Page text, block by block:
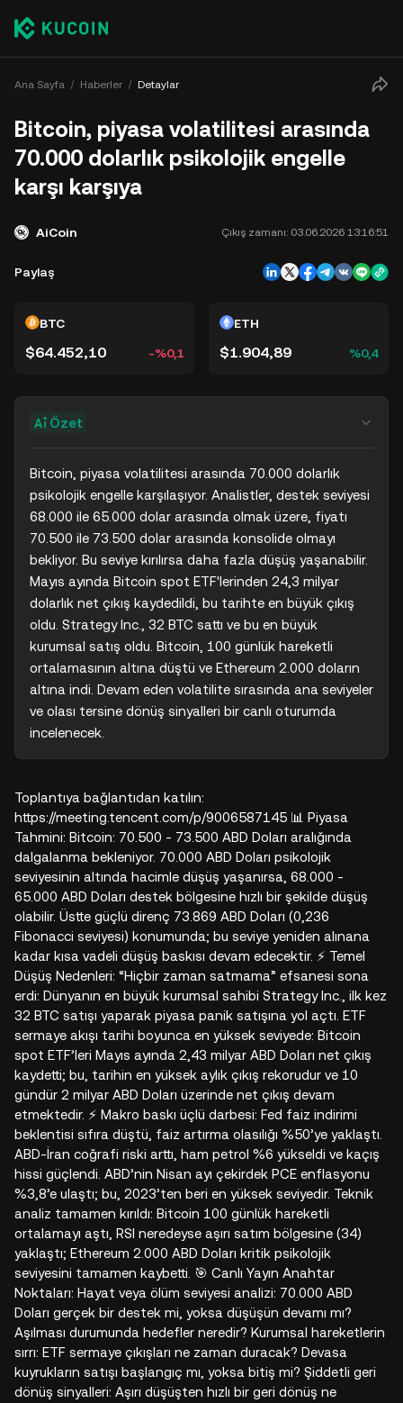
Ana Sayfa Haberler Detaylar
Bitcoin, piyasa volatilitesi arasında
70.000 dolarlık psikolojik engelle
karşı karşıya
AiCoin Çıkış zamanı: 03.06.2026 13:16:51
Paylaş
BTC
$64.452,10 -%0,1
ETH
$1.904,89 %0,4
Özet
Bitcoin, piyasa volatilitesi arasında 70.000 dolarlık
psikolojik engelle karşılaşıyor. Analistler, destek seviyesi
68.000 ile 65.000 dolar arasında olmak üzere, fiyatı
70.500 ile 73.500 dolar arasında konsolide olmayı
bekliyor. Bu seviye kırılırsa daha fazla düşüş yaşanabilir.
Mayıs ayında Bitcoin spot ETF'lerinden 24,3 milyar
dolarlık net çıkış kaydedildi, bu tarihte en büyük çıkış
oldu. Strategy Inc., 32 BTC sattı ve bu en büyük
kurumsal satış oldu. Bitcoin, 100 günlük hareketli
ortalamasının altına düştü ve Ethereum 2.000 doların
altına indi. Devam eden volatilite sırasında ana seviyeler
ve olası tersine dönüş sinyalleri bir canlı oturumda
incelenecek.
Toplantıya bağlantıdan katılın:
https://meeting.tencent.com/p/9006587145 📊 Piyasa
Tahmini: Bitcoin: 70.500 - 73.500 ABD Doları aralığında
dalgalanma bekleniyor. 70.000 ABD Doları psikolojik
seviyesinin altında hacimle düşüş yaşanırsa, 68.000 -
65.000 ABD Doları destek bölgesine hızlı bir şekilde düşüş
olabilir. Üstte güçlü direnç 73.869 ABD Doları (0,236
Fibonacci seviyesi) konumunda; bu seviye yeniden alınana
kadar kısa vadeli düşüş baskısı devam edecektir. ⚡ Temel
Düşüş Nedenleri: “Hiçbir zaman satmama” efsanesi sona
erdi: Dünyanın en büyük kurumsal sahibi Strategy Inc., ilk kez
32 BTC satışı yaparak piyasa panik satışına yol açtı. ETF
sermaye akışı tarihi boyunca en yüksek seviyede: Bitcoin
spot ETF’leri Mayıs ayında 2,43 milyar ABD Doları net çıkış
kaydetti; bu, tarihin en yüksek aylık çıkış rekorudur ve 10
gündür 2 milyar ABD Doları üzerinde net çıkış devam
etmektedir. ⚡ Makro baskı üçlü darbesi: Fed faiz indirimi
beklentisi sıfıra düştü, faiz artırma olasılığı %50’ye yaklaştı.
ABD-İran coğrafi riski arttı, ham petrol %6 yükseldi ve kaçış
hissi güçlendi. ABD’nin Nisan ayı çekirdek PCE enflasyonu
%3,8’e ulaştı; bu, 2023’ten beri en yüksek seviyedir. Teknik
analiz tamamen kırıldı: Bitcoin 100 günlük hareketli
ortalamayı aştı, RSI neredeyse aşırı satım bölgesine (34)
yaklaştı; Ethereum 2.000 ABD Doları kritik psikolojik
seviyesini tamamen kaybetti. 🎯 Canlı Yayın Anahtar
Noktaları: Hayat veya ölüm seviyesi analizi: 70.000 ABD
Doları gerçek bir destek mi, yoksa düşüşün devamı mı?
Aşılması durumunda hedefler neredir? Kurumsal hareketlerin
sırrı: ETF sermaye çıkışları ne zaman duracak? Devasa
kuyrukların satışı başlangıç mı, yoksa bitiş mi? Şiddetli geri
dönüş sinyalleri: Aşırı düşüşten hızlı bir geri dönüş ne